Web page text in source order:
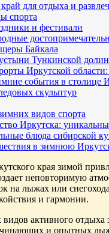
для отдыха и
спорта
и фестивали
Байкала
Тункинской
Иркутской
события в столице
скульптур
видов спорта
Иркутска:
блюда сибирской
в зимнюю
края зимой
неповторимую
на лыжах или
и гармонии.
активного
и опытных